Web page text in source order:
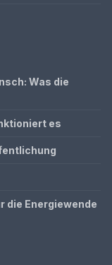
Was die
es
die Energiewende